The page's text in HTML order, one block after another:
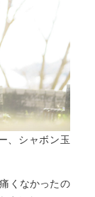
、シャボン玉
くなかったの